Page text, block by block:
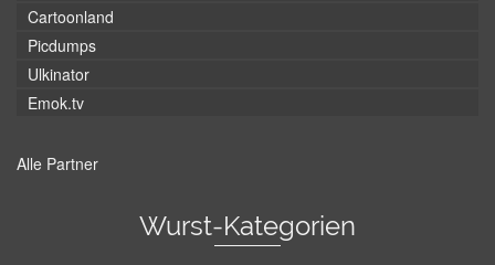
Cartoonland
Picdumps
Ulkinator
Emok.tv
Alle Partner
Wurst-Kategorien